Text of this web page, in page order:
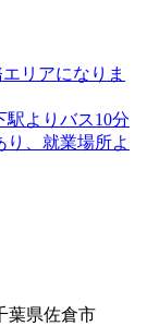
リアになりま
よりバス10分
、就業場所よ
葉県佐倉市